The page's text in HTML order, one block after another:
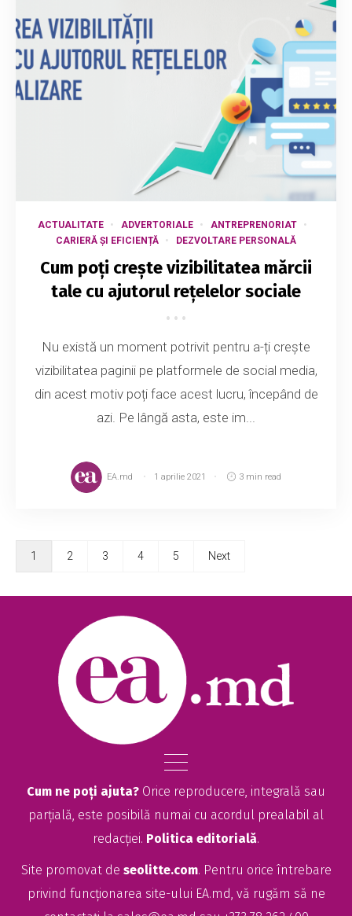
ACTUALITATE ADVERTORIALE
ANTREPRENORIAT
CARIERĂ ȘI EFICIENȚĂ
DEZVOLTARE PERSONALĂ
Cum poți crește vizibilitatea mărcii
tale cu ajutorul rețelelor sociale
Nu există un moment potrivit pentru a-ți crește
vizibilitatea paginii pe platformele de social media,
din acest motiv poți face acest lucru, începând de
azi. Pe lângă asta, este im...
EA.md 1 aprilie 2021 3 min read
1 2 3 4 5 Next
Cum ne poți ajuta? Orice reproducere, integrală sau
parțială, este posibilă numai cu acordul prealabil al
redacției. Politica editorială.
Site promovat de seolitte.com. Pentru orice întrebare
privind funcționarea site-ului EA.md, vă rugăm să ne